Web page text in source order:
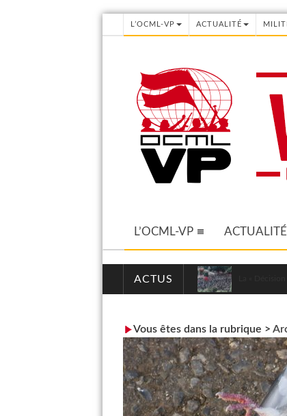
L’OCML-VP ACTUALITÉ
L’OCML-VP ACTUALITÉ
ACTUS
Vous êtes dans la rubrique >